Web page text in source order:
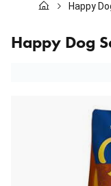
Kissat
Eläinlääkäriruoat
Tuotemerkit
Happy
Happy Dog